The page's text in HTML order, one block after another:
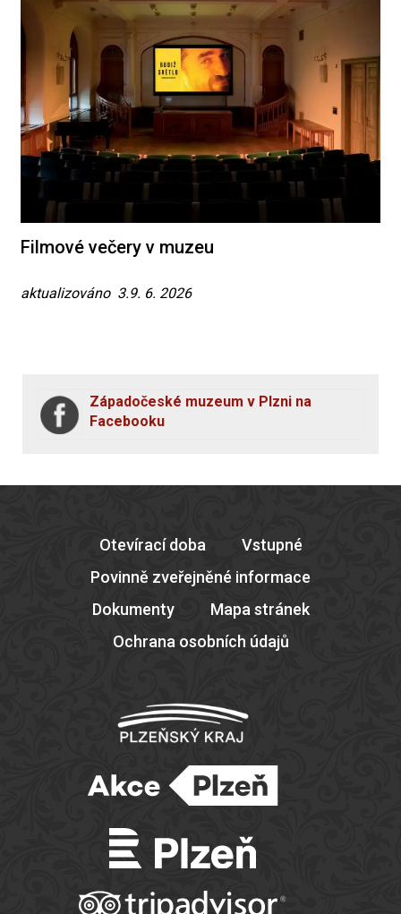
Filmové večery v muzeu
aktualizováno 3.9. 6. 2026
Západočeské muzeum v Plzni na
Facebooku
Otevírací doba
Vstupné
Povinně zveřejněné informace
Dokumenty
Mapa stránek
Ochrana osobních údajů